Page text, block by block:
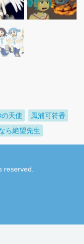
天使
風浦可符香
ら絶望先生
reserved.